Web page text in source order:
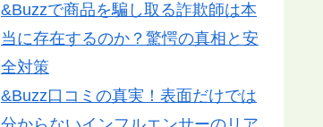
&Buzzで商品を騙し取る詐欺師は本
当に存在するのか？驚愕の真相と安
全対策
&Buzz口コミの真実！表面だけでは